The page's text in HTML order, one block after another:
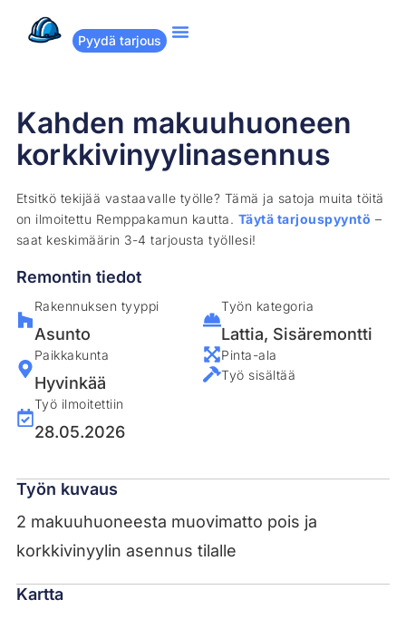
Pyydä tarjous
Kahden makuuhuoneen
korkkivinyylinasennus
Etsitkö tekijää vastaavalle työlle? Tämä ja satoja muita töitä
on ilmoitettu Remppakamun kautta. Täytä tarjouspyyntö –
saat keskimäärin 3-4 tarjousta työllesi!
Remontin tiedot
Rakennuksen tyyppi
Asunto
Paikkakunta
Hyvinkää
Työ ilmoitettiin
28.05.2026
Työn kategoria
Lattia, Sisäremontti
Pinta-ala
Työ sisältää
Työn kuvaus
2 makuuhuoneesta muovimatto pois ja
korkkivinyylin asennus tilalle
Kartta